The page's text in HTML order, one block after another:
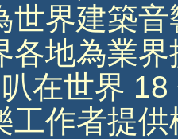
世界建築
各地為業
在世界 18
工作者提